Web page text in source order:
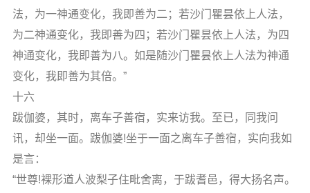
法，为一神通变化，我即善为二；若沙门瞿昙依上人法，
为二神通变化，我即善为四；若沙门瞿昙依上人法，为四
神通变化，我即善为八。如是随沙门瞿昙依上人法为神通
变化，我即善为其倍。”
十六
跋伽婆，其时，离车子善宿，实来访我。至已，同我问
讯，却坐一面。跋伽婆!坐于一面之离车子善宿，实向我如
是言：
“世尊!裸形道人波梨子住毗舍离，于跋耆邑，得大扬名声。